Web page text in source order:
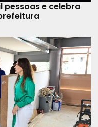
pessoas e celebra